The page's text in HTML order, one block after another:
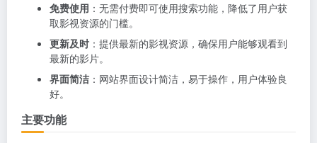
免费使用 ：无需付费即可使用搜索功能，降低了用户获
取影视资源的门槛。
更新及时 ：提供最新的影视资源，确保用户能够观看到
最新的影片。
界面简洁 ：网站界面设计简洁，易于操作，用户体验良
好。
主要功能